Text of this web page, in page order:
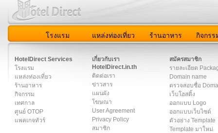
โรงแรม แหล่งท่องเที่ยว ร้านอาหาร กิจกรร
HotelDirect Services
โรงแรม
แหล่งท่องเที่ยว
ร้านอาหาร
กิจกรรม
เทศกาล
ศูนย์ OTOP
แพคเกจทัวร์
เกี่ยวกับเรา
HotelDirect.in.th
ติดต่อเรา
ข่าวสาร
แผนผัง
โฆษณา
User Agreement
Privacy Policy
สมาชิก
สมัครสมาชิก
รายละเอียด
Domain name
ตรวจสอบชื่อ
เว็บโฮสติ้ง
ออกแบบ Logo
ออกแบบเว็บไซต์
ตัวอย่าง Template
Template มาใหม่